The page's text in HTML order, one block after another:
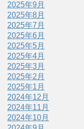
2025年9月
2025年8月
2025年7月
2025年6月
2025年5月
2025年4月
2025年3月
2025年2月
2025年1月
2024年12月
2024年11月
2024年10月